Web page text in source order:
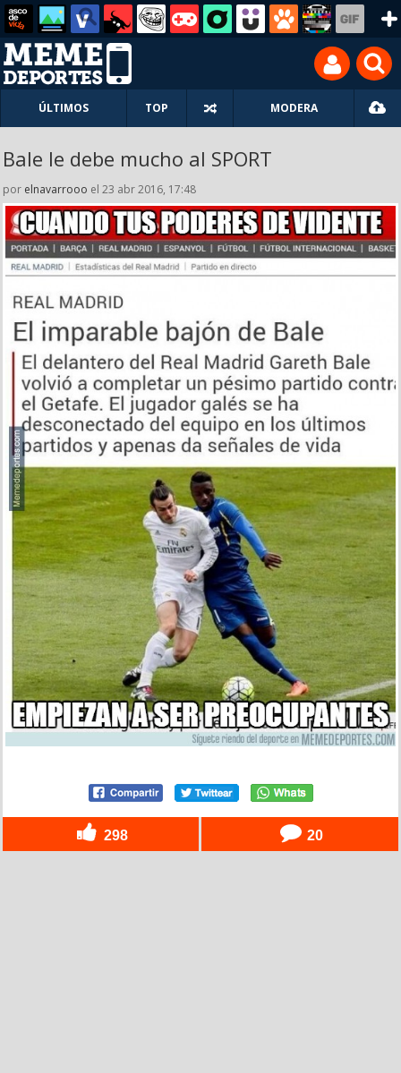
ÚLTIMOS TOP MODERA
Bale le debe mucho al SPORT
por elnavarrooo el 23 abr 2016, 17:48
298 20